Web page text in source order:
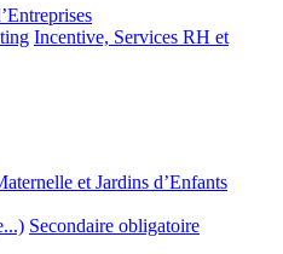
Incentive, Services RH et
et Jardins d’Enfants
Secondaire obligatoire